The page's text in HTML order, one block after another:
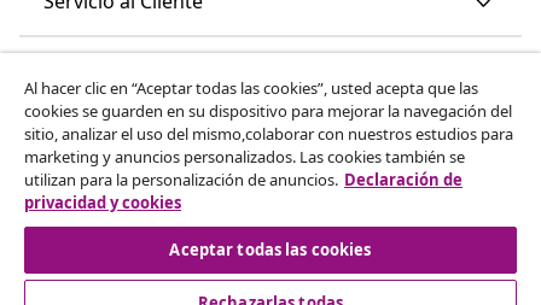
vidaXL
Descubre mas
Al hacer clic en “Aceptar todas las cookies”, usted acepta que las
cookies se guarden en su dispositivo para mejorar la navegación del
sitio, analizar el uso del mismo,colaborar con nuestros estudios para
marketing y anuncios personalizados. Las cookies también se
utilizan para la personalización de anuncios. Declaración de
privacidad y cookies
Aceptar todas las cookies